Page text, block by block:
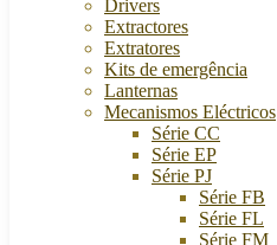
Drivers
Extractores
Extratores
Kits de emergência
Lanternas
Mecanismos Eléctricos
Série CC
Série EP
Série PJ
Série FB
Série FL
Série FM